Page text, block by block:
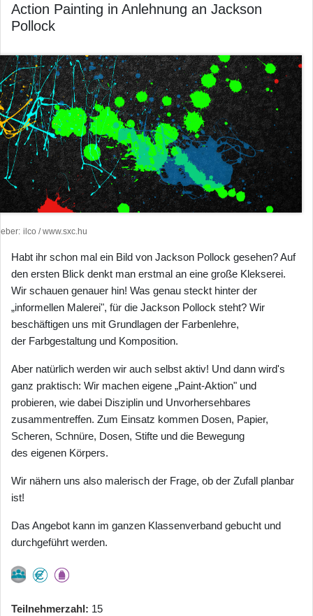
Action Painting in Anlehnung an Jackson
Pollock
ilco / www.sxc.hu
Habt ihr schon mal ein Bild von Jackson Pollock gesehen? Auf
den ersten Blick denkt man erstmal an eine große Klekserei.
Wir schauen genauer hin! Was genau steckt hinter der
„informellen Malerei", für die Jackson Pollock steht? Wir
beschäftigen uns mit Grundlagen der Farbenlehre,
der Farbgestaltung und Komposition.
Aber natürlich werden wir auch selbst aktiv! Und dann wird's
ganz praktisch: Wir machen eigene „Paint-Aktion" und
probieren, wie dabei Disziplin und Unvorhersehbares
zusammentreffen. Zum Einsatz kommen Dosen, Papier,
Scheren, Schnüre, Dosen, Stifte und die Bewegung
des eigenen Körpers.
Wir nähern uns also malerisch der Frage, ob der Zufall planbar
ist!
Das Angebot kann im ganzen Klassenverband gebucht und
durchgeführt werden.
Teilnehmerzahl
15